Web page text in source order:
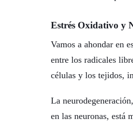
Estrés Oxidativo y
Vamos a ahondar en
entre los radicales
células y los tejidos,
La
en las neuronas, está